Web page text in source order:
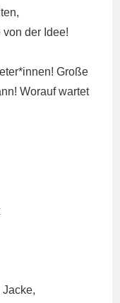
der Idee!
Große
Worauf wartet